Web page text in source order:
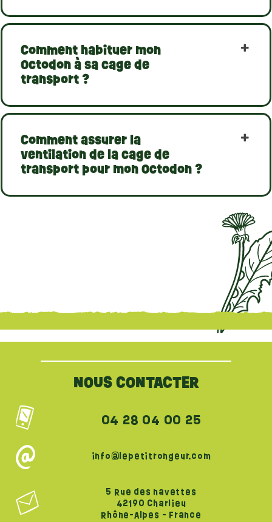
Comment habituer mon
Octodon à sa cage de
transport ?
Comment assurer la
ventilation de la cage de
transport pour mon Octodon ?
NOUS CONTACTER
04 28 04 00 25
info@lepetitrongeur.com
5 Rue des navettes
42190 Charlieu
Rhône-Alpes - France